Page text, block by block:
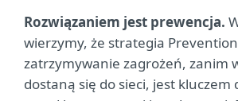
Rozwiązaniem jest prewencja.
wierzymy, że strategia
zatrzymywanie zagrożeń, zanim
dostaną się do sieci, jest kluczem